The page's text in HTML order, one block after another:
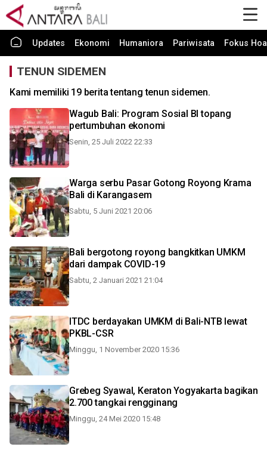
Updates Ekonomi Humaniora Pariwisata Fokus
TENUN SIDEMEN
Kami memiliki 19 berita tentang tenun sidemen.
Wagub Bali: Program Sosial BI topang
pertumbuhan ekonomi
Senin, 25 Juli 2022 22:33
Warga serbu Pasar Gotong Royong Krama
Bali di Karangasem
Sabtu, 5 Juni 2021 20:06
Bali bergotong royong bangkitkan UMKM
dari dampak COVID-19
Sabtu, 2 Januari 2021 21:04
ITDC berdayakan UMKM di Bali-NTB lewat
PKBL-CSR
Minggu, 1 November 2020 15:36
Grebeg Syawal, Keraton Yogyakarta bagikan
2.700 tangkai rengginang
Minggu, 24 Mei 2020 15:48